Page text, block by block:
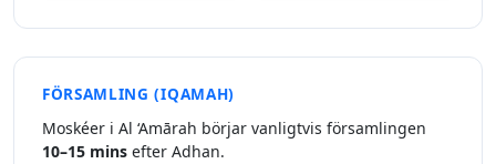
FÖRSAMLING (IQAMAH)
Moskéer i Al ‘Amārah börjar vanligtvis församlingen
10–15 mins efter Adhan.